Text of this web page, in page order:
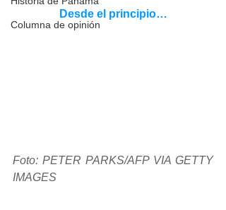
Columna de opinión
Desde el principio…
Foto: PETER PARKS/AFP VIA GETTY
IMAGES